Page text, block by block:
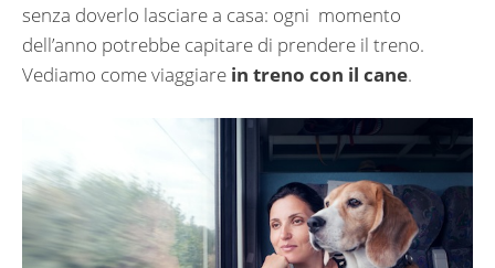
senza doverlo lasciare a casa: ogni momento
dell’anno potrebbe capitare di prendere il treno.
Vediamo come viaggiare in treno con il cane.